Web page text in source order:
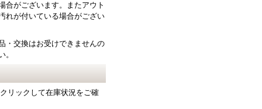
合がございます。またアウト
れが付いている場合がござい
・交換はお受けできませんの
。
リックして在庫状況をご確